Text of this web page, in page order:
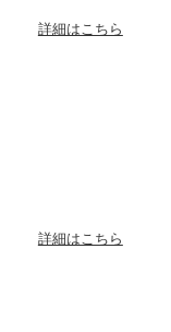
詳細はこちら
詳細はこちら